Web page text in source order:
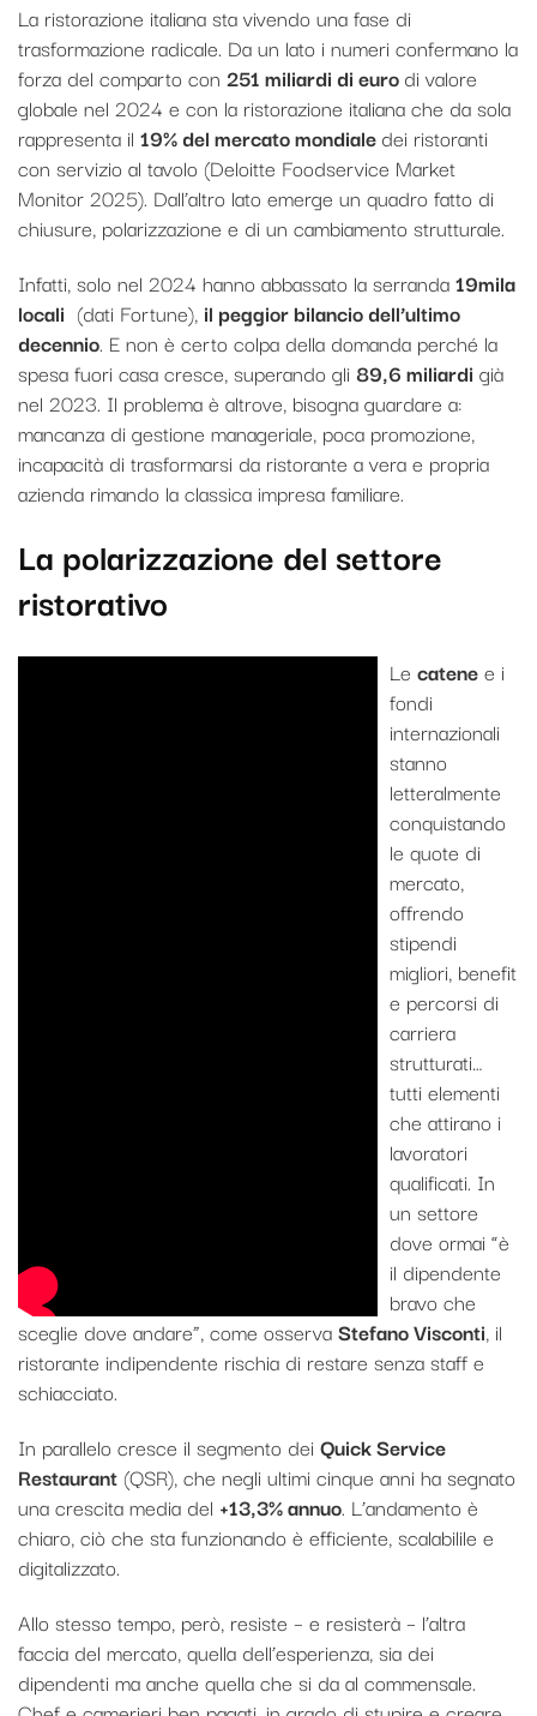
La ristorazione italiana sta vivendo una fase di
trasformazione radicale. Da un lato i numeri confermano la
forza del comparto con 251 miliardi di eurodi valore
globale nel 2024 e con la ristorazione italiana che da sola
rappresenta il 19% del mercato mondialedei ristoranti
con servizio al tavolo (Deloitte Foodservice Market
Monitor 2025). Dall’altro lato emerge un quadro fatto di
chiusure, polarizzazione e di un cambiamento strutturale.
Infatti, solo nel 2024 hanno abbassato la serranda19mila
locali (dati Fortune), il peggior bilancio dell’ultimo
decennio. E non è certo colpa della domanda perché la
spesa fuori casa cresce, superando gli 89,6 miliardi già
nel 2023. Il problema è altrove, bisogna guardare a:
mancanza di gestione manageriale, poca promozione,
incapacità di trasformarsi da ristorante a vera e propria
azienda rimando la classica impresa familiare.
La polarizzazione del settore
ristorativo
Le catenee i
fondi
internazionali
stanno
letteralmente
conquistando
le quote di
mercato,
offrendo
stipendi
migliori, benefit
e percorsi di
carriera
strutturati…
tutti elementi
che attirano i
lavoratori
qualificati. In
un settore
dove ormai “è
il dipendente
bravo che
sceglie dove andare”, come osservaStefano Visconti, il
ristorante indipendente rischia di restare senza staff e
schiacciato.
In parallelo cresce il segmento dei Quick Service
Restaurant (QSR), che negli ultimi cinque anni ha segnato
una crescita media del +13,3% annuo. L’andamento è
chiaro, ciò che sta funzionando è efficiente, scalabilile e
digitalizzato.
Allo stesso tempo, però, resiste – e resisterà – l’altra
faccia del mercato, quella dell’esperienza, sia dei
dipendenti ma anche quella che si da al commensale.